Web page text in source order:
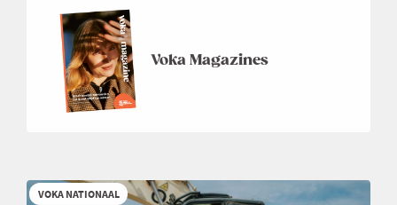
Voka Magazines
VOKA NATIONAAL